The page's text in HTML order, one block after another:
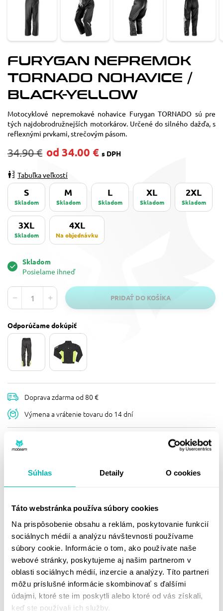
Súhlas Detaily O cookies
Táto webstránka používa súbory cookies
Na prispôsobenie obsahu a reklám, poskytovanie funkcií
sociálnych médií a analýzu návštevnosti používame
súbory cookie. Informácie o tom, ako používate naše
webové stránky, poskytujeme aj našim partnerom v
oblasti sociálnych médií, inzercie a analýzy. Títo partneri
môžu príslušné informácie skombinovať s ďalšími
údajmi, ktoré ste im poskytli alebo ktoré od vás získali,
keď ste používali ich služby.
FURYGAN NEPREMOK
TORNADO NOHAVICE /
BLACK-YELLOW
Motocyklové nepremokavé nohavice Furygan TORNADO sú pre
tých najdobrodružnejších motorkárov. Určené do silného dažďa, s
reflexnými prvkami, strečovým pásom.
34.90 € od 34.00 € s DPH
S
Skladom
M
Skladom
L
Skladom
XL
Skladom
2XL
Skladom
3XL
Skladom
4XL
Na objednávku
Tabuľka veľkostí
Skladom
Posielame ihneď
PRIDAŤ DO KOŠÍKA
Odporúčame dokúpiť
Doprava zdarma od 80 €
Výmena a vrátenie tovaru do 14 dní
Popis
FURYGAN NEPREMOK TORNADO
NOHAVICE / BLACK-YELLOW
ich ani ten najväčší lejak.
Vodeodolné
Materiál: polyester
Logá Furygan
Reflexné prvky